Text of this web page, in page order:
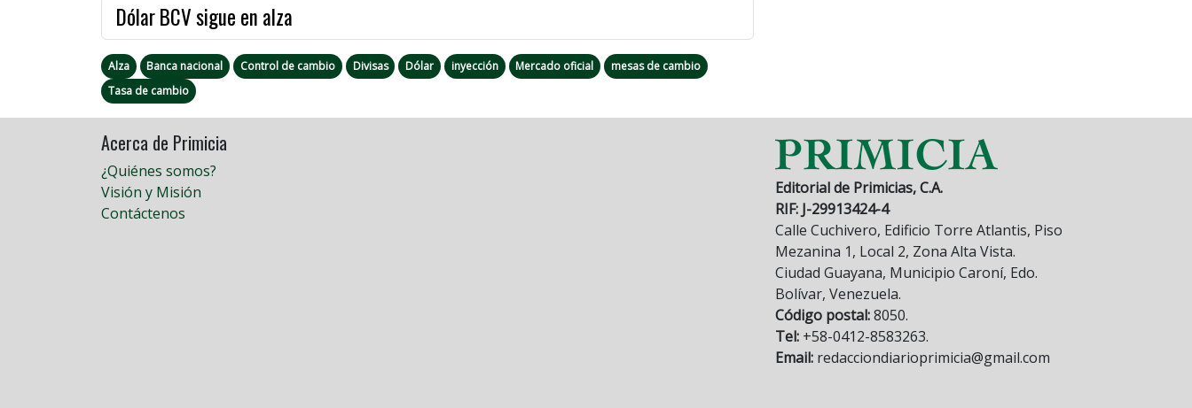
Dólar BCV sigue en alza
Alza Banca nacional Control de cambio Divisas Dólar inyección Mercado oficial
mesas de cambio
Tasa de cambio
Acerca de Primicia
¿Quiénes somos?
Visión y Misión
Contáctenos
Editorial de Primicias, C.A.
RIF: J-29913424-4
Calle Cuchivero, Edificio Torre Atlantis, Piso
Mezanina 1, Local 2, Zona Alta Vista.
Ciudad Guayana, Municipio Caroní, Edo.
Bolívar, Venezuela.
Código postal:8050.
Tel: +58-0412-8583263.
Email: redacciondiarioprimicia@gmail.com